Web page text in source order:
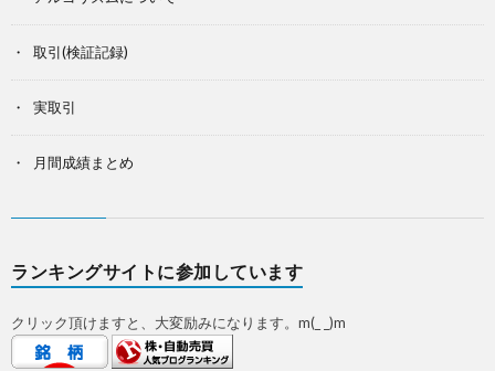
取引(検証記録)
実取引
月間成績まとめ
ランキングサイトに参加しています
クリック頂けますと、大変励みになります。m(_ _)m